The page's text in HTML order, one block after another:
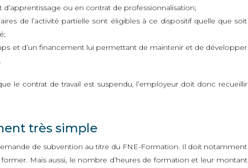
d’apprentissage ou en contrat de professionnalisation;
de l’activité partielle sont éligibles à ce dispositif quelle que soit
et d’un financement lui permettant de maintenir et de développer
le contrat de travail est suspendu, l’employeur doit donc recueillir
très simple
de subvention au titre du FNE-Formation. Il doit notamment
Mais aussi, le nombre d’heures de formation et leur montant